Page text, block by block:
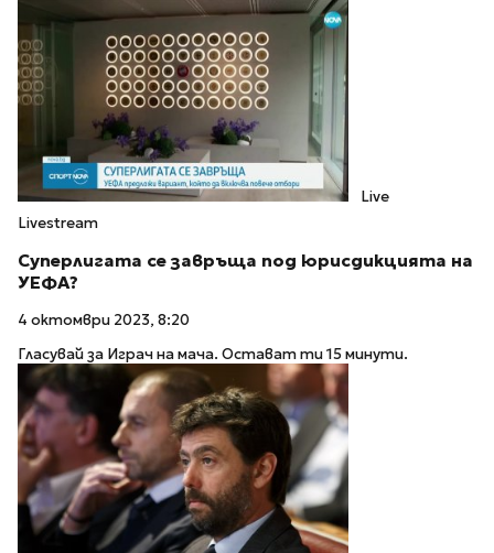
Live
Livestream
Суперлигата се завръща под юрисдикцията на
УЕФА?
4 октомври 2023, 8:20
Гласувай за Играч на мача. Остават ти 15 минути.